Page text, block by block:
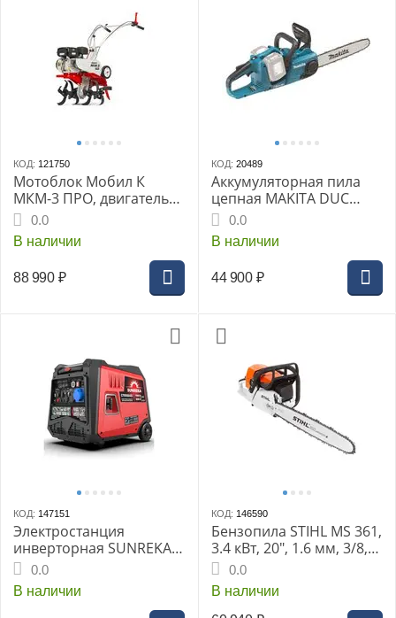
КОД: 121750
Мотоблок Мобил К
МКМ-3 ПРО, двигатель
Briggs&Stratton
0.0
В наличии
88 990 ₽
КОД: 20489
Аккумуляторная пила
цепная MAKITA DUC
353Z
0.0
В наличии
44 900 ₽
КОД: 147151
Электростанция
инверторная SUNREKA
G7000EAiS, 7кВт, 1-Ф,
электростартер
0.0
В наличии
КОД: 146590
Бензопила STIHL MS 361,
3.4 кВт, 20", 1.6 мм, 3/8,
72 зв, 5.6 кг
0.0
В наличии